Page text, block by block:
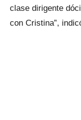
clase dirigente
con Cristina”,